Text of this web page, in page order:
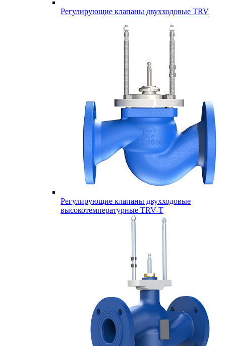
Регулирующие клапаны двухходовые TRV
Регулирующие клапаны двухходовые
высокотемпературные TRV-T